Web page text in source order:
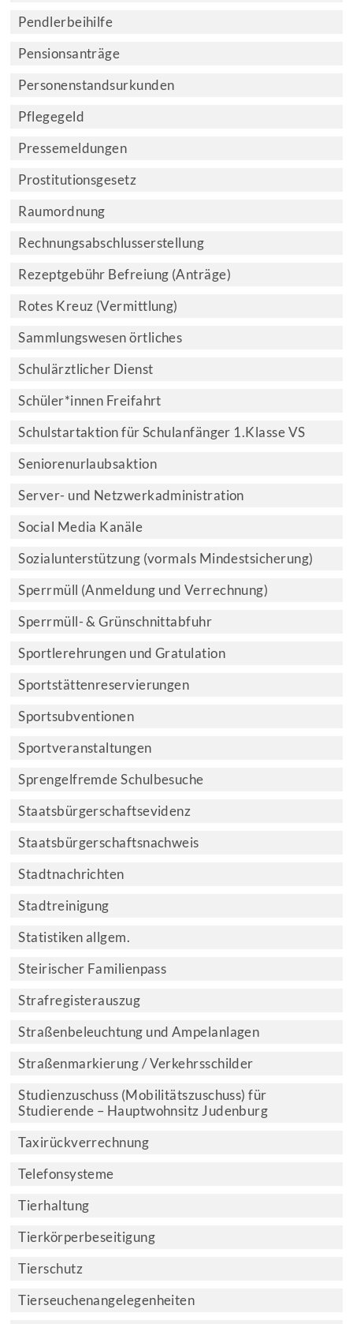
Pendlerbeihilfe
Pensionsanträge
Personenstandsurkunden
Pflegegeld
Pressemeldungen
Prostitutionsgesetz
Raumordnung
Rechnungsabschlusserstellung
Rezeptgebühr Befreiung (Anträge)
Rotes Kreuz (Vermittlung)
Sammlungswesen örtliches
Schulärztlicher Dienst
Schüler*innen Freifahrt
Schulstartaktion für Schulanfänger 1.Klasse VS
Seniorenurlaubsaktion
Server- und Netzwerkadministration
Social Media Kanäle
Sozialunterstützung (vormals Mindestsicherung)
Sperrmüll (Anmeldung und Verrechnung)
Sperrmüll- & Grünschnittabfuhr
Sportlerehrungen und Gratulation
Sportstättenreservierungen
Sportsubventionen
Sportveranstaltungen
Sprengelfremde Schulbesuche
Staatsbürgerschaftsevidenz
Staatsbürgerschaftsnachweis
Stadtnachrichten
Stadtreinigung
Statistiken allgem.
Steirischer Familienpass
Strafregisterauszug
Straßenbeleuchtung und Ampelanlagen
Straßenmarkierung / Verkehrsschilder
Studienzuschuss (Mobilitätszuschuss) für
Studierende – Hauptwohnsitz Judenburg
Taxirückverrechnung
Telefonsysteme
Tierhaltung
Tierkörperbeseitigung
Tierschutz
Tierseuchenangelegenheiten